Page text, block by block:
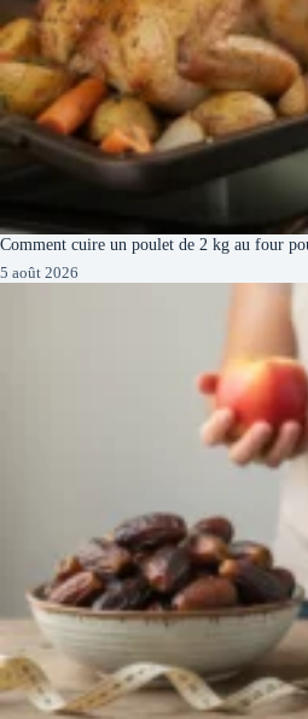
Comment cuire un poulet de 2 kg au four
5 août 2026